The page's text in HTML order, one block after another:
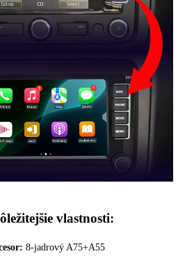
vlastnosti:
8-jadrový A75+A55